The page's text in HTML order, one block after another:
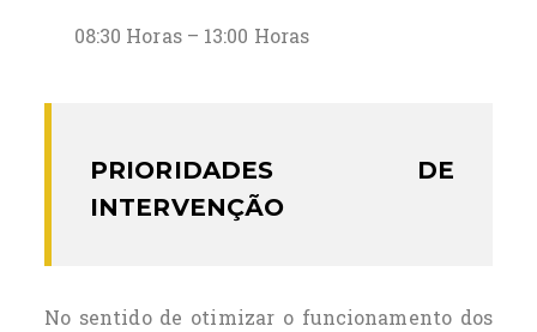
08:30 Horas – 13:00 Horas
PRIORIDADES DE
INTERVENÇÃO
No sentido de otimizar o funcionamento dos